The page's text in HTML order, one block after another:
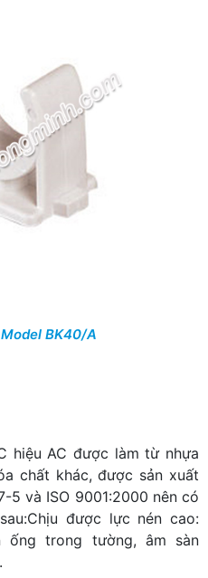
BK40/A
hiệu AC được làm từ nhựa
chất khác, được sản xuất
5 và ISO 9001:2000 nên có
được lực nén cao:
trong tường, âm sàn